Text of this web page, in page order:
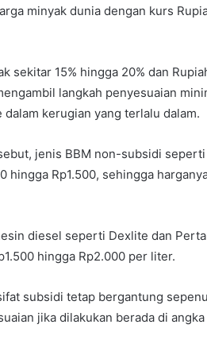
minyak dunia dengan kurs
sekitar 15% hingga 20% dan
langkah penyesuaian
kerugian yang terlalu dalam.
jenis BBM non-subsidi
hingga Rp1.500, sehingga
diesel seperti Dexlite dan
hingga Rp2.000 per liter.
subsidi tetap bergantung
jika dilakukan berada di